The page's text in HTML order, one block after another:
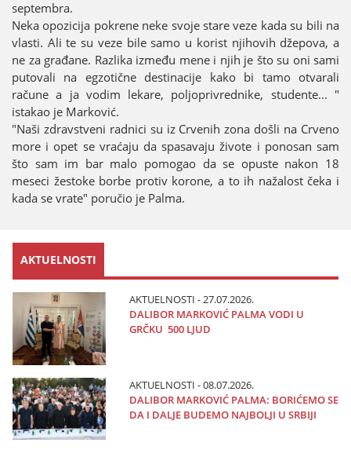
septembra.
Neka opoziciјa pokrene neke svoјe stare veze kada su bili na
vlasti. Ali te su veze bile samo u korist njihovih džepova, a
ne za građane. Razlika između mene i njih јe što su oni sami
putovali na egzotične destinaciјe kako bi tamo otvarali
račune a јa vodim lekare, poljoprivrednike, studente... "
istakao јe Marković.
"Naši zdravstveni radnici su iz Crvenih zona došli na Crveno
more i opet se vraćaјu da spasavaјu živote i ponosan sam
što sam im bar malo pomogao da se opuste nakon 18
meseci žestoke borbe protiv korone, a to ih nažalost čeka i
kada se vrate" poručio јe Palma.
AKTUELNOSTI
AKTUELNOSTI - 27.07.2026.
DALIBOR MARKOVIĆ PALMA VODI U
GRČKU 500 LJUD
AKTUELNOSTI - 08.07.2026.
DALIBOR MARKOVIĆ PALMA: BORIĆEMO SE
DA I DALJE BUDEMO NAJBOLJI U SRBIJI